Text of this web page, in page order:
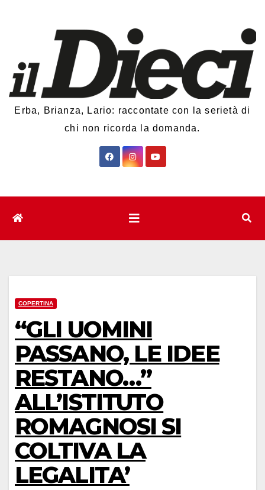
Erba, Brianza, Lario: raccontate con la serietà di
chi non ricorda la domanda.
COPERTINA
“GLI UOMINI
PASSANO, LE IDEE
RESTANO…”
ALL’ISTITUTO
ROMAGNOSI SI
COLTIVA LA
LEGALITA’